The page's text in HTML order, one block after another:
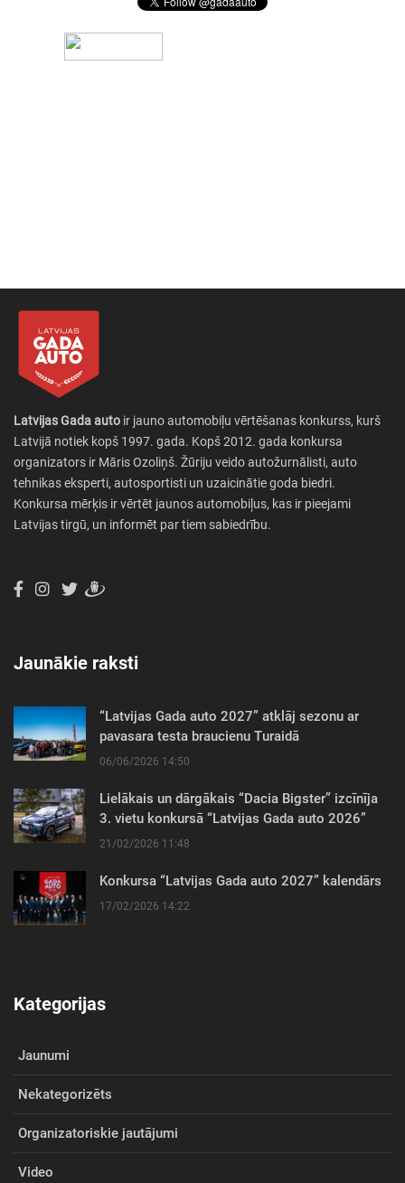
Latvijas Gada auto ir jauno automobiļu vērtēšanas konkurss, kurš
Latvijā notiek kopš 1997. gada. Kopš 2012. gada konkursa
organizators ir Māris Ozoliņš. Žūriju veido autožurnālisti, auto
tehnikas eksperti, autosportisti un uzaicinātie goda biedri.
Konkursa mērķis ir vērtēt jaunos automobiļus, kas ir pieejami
Latvijas tirgū, un informēt par tiem sabiedrību.
Jaunākie raksti
“Latvijas Gada auto 2027” atklāj sezonu ar
pavasara testa braucienu Turaidā
06/06/2026 14:50
Lielākais un dārgākais “Dacia Bigster” izcīnīja
3. vietu konkursā “Latvijas Gada auto 2026”
21/02/2026 11:48
Konkursa “Latvijas Gada auto 2027” kalendārs
17/02/2026 14:22
Kategorijas
Jaunumi
Nekategorizēts
Organizatoriskie jautājumi
Video